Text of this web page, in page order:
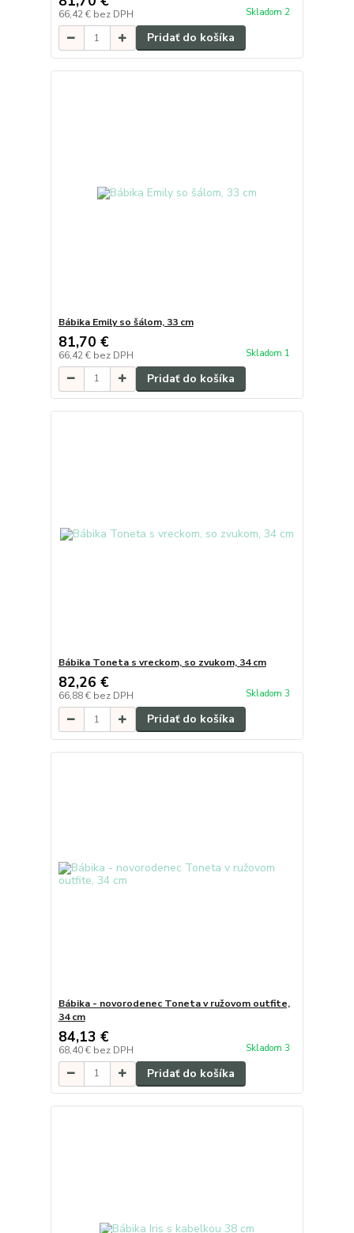
66,42 € bez DPH Skladom 2
Pridať do košíka
Bábika Emily so šálom, 33 cm
81,70 €
66,42 € bez DPH Skladom 1
Pridať do košíka
Bábika Toneta s vreckom, so zvukom, 34 cm
82,26 €
66,88 € bez DPH Skladom 3
Pridať do košíka
Bábika - novorodenec Toneta v ružovom outfite,
34 cm
84,13 €
68,40 € bez DPH Skladom 3
Pridať do košíka